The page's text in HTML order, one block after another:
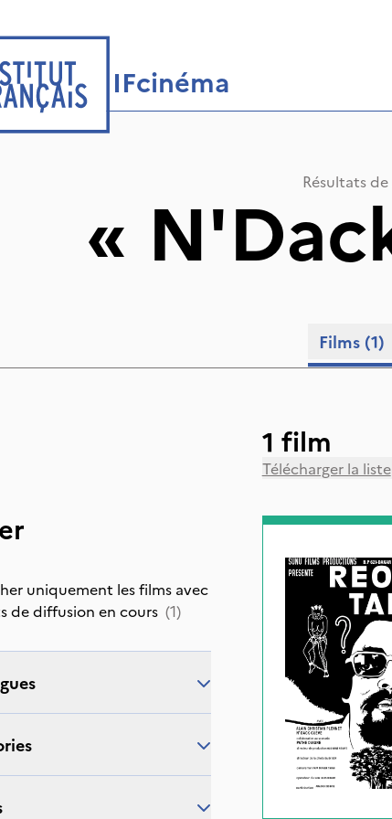
IFcinéma
Résultats
«
Films (1)
uniquement les films avec
de diffusion en cours (1)
1 film
Télécharger la liste